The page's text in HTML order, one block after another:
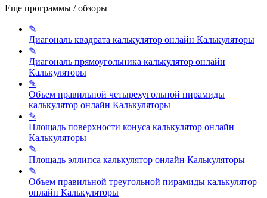
Еще программы / обзоры
✎
Диагональ квадрата калькулятор онлайн Калькуляторы
✎
Диагональ прямоугольника калькулятор онлайн
Калькуляторы
✎
Объем правильной четырехугольной пирамиды
калькулятор онлайн Калькуляторы
✎
Площадь поверхности конуса калькулятор онлайн
Калькуляторы
✎
Площадь эллипса калькулятор онлайн Калькуляторы
✎
Объем правильной треугольной пирамиды калькулятор
онлайн Калькуляторы